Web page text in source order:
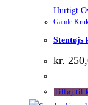
Hurtigt
Gamle
Stentøjs
kr.
Tilføj til